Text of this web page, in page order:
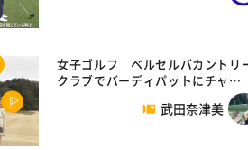
女子ゴルフ｜ベルセルバカントリ
クラブでバーディパットにチャ…
武田奈津美